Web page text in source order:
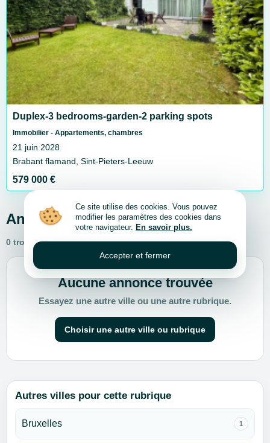
Duplex-3 bedrooms-garden-2 parking spots
Immobilier - Appartements, chambres
21 juin 2028
Brabant flamand, Sint-Pieters-Leeuw
579 000 €
Annonces
0 trouvées
Aucune annonce trouvée
Essayez une autre ville ou une autre rubrique.
Choisir une autre ville ou rubrique
Autres villes pour cette rubrique
Bruxelles 1
Ce site utilise des cookies. Vous pouvez
modifier les paramètres des cookies dans
votre navigateur. En savoir plus.
Accepter et fermer